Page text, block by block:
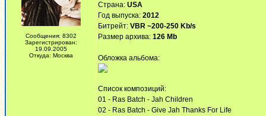
Сообщения: 8302
Зарегистрирован:
19.09.2005
Откуда: Москва
Страна: USA
Год выпуска: 2012
Битрейт: VBR ~200-250 Kb/s
Размер архива: 126 Mb
Обложка альбома:
Список композиций:
01 - Ras Batch - Jah Children
02 - Ras Batch - Give Jah Thanks For Life